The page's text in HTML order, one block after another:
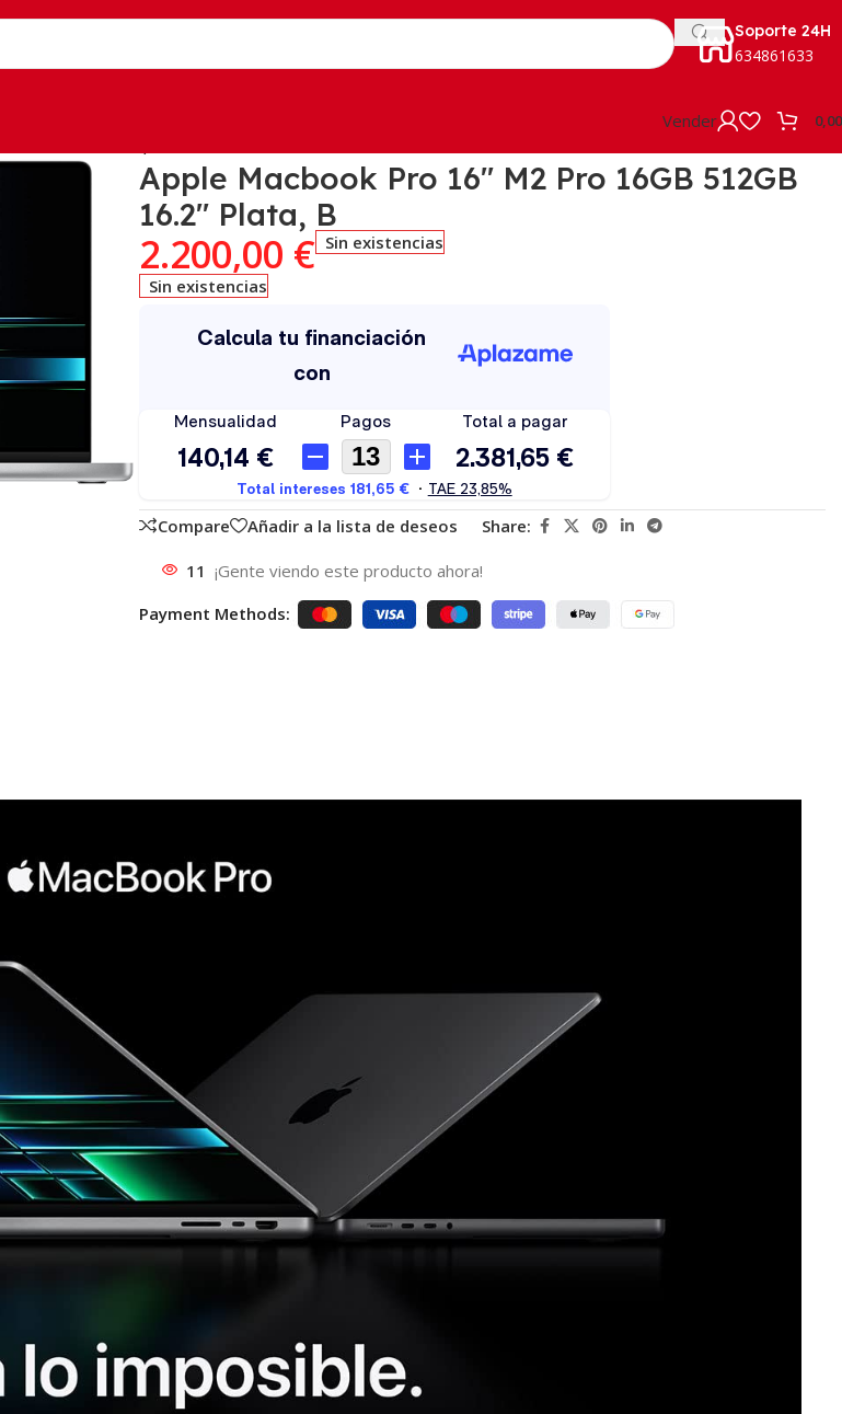
Soporte 24H
634861633
Vender
Apple Macbook Pro 16″ M2 Pro 16GB 512GB
16.2″ Plata, B
2.200,00 € Sin existencias
Sin existencias
Compare Añadir a la lista de deseos Share:
11 ¡Gente viendo este producto ahora!
Payment Methods: